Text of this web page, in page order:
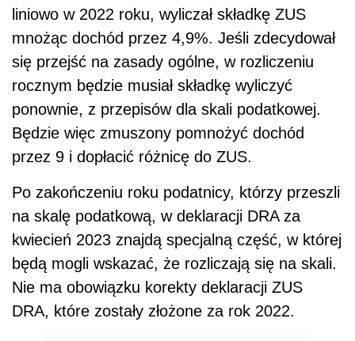
liniowo w 2022 roku, wyliczał składkę ZUS
mnożąc dochód przez 4,9%. Jeśli zdecydował
się przejść na zasady ogólne, w rozliczeniu
rocznym będzie musiał składkę wyliczyć
ponownie, z przepisów dla skali podatkowej.
Będzie więc zmuszony pomnożyć dochód
przez 9 i dopłacić różnicę do ZUS.
Po zakończeniu roku podatnicy, którzy przeszli
na skalę podatkową, w deklaracji DRA za
kwiecień 2023 znajdą specjalną część, w której
będą mogli wskazać, że rozliczają się na skali.
Nie ma obowiązku korekty deklaracji ZUS
DRA, które zostały złożone za rok 2022.